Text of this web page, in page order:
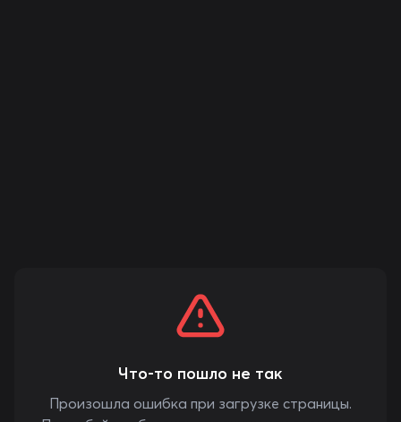
Что-то пошло не так
Произошла ошибка при загрузке страницы.